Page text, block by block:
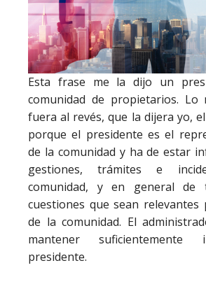
Esta frase me la dijo un
comunidad de propietarios. Lo
fuera al revés, que la dijera yo,
porque el presidente es el
de la comunidad y ha de estar
gestiones, trámites e
comunidad, y en general de
cuestiones que sean relevantes
de la comunidad. El
mantener suficientemente
presidente.